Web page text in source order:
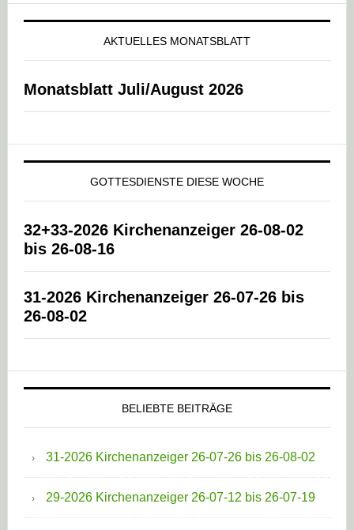
AKTUELLES MONATSBLATT
Monatsblatt Juli/August 2026
GOTTESDIENSTE DIESE WOCHE
32+33-2026 Kirchenanzeiger 26-08-02
bis 26-08-16
31-2026 Kirchenanzeiger 26-07-26 bis
26-08-02
BELIEBTE BEITRÄGE
31-2026 Kirchenanzeiger 26-07-26 bis 26-08-02
29-2026 Kirchenanzeiger 26-07-12 bis 26-07-19